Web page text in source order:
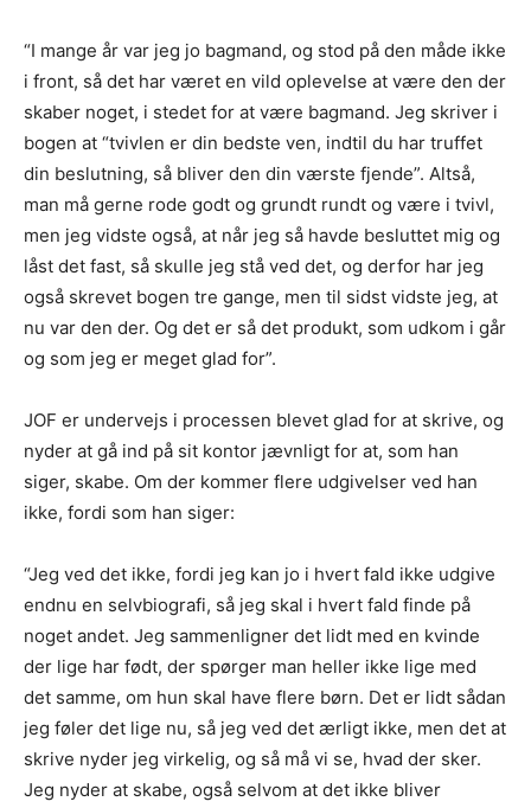
“I mange år var jeg jo bagmand, og stod på den måde ikke
i front, så det har været en vild oplevelse at være den der
skaber noget, i stedet for at være bagmand. Jeg skriver i
bogen at “tvivlen er din bedste ven, indtil du har truffet
din beslutning, så bliver den din værste fjende”. Altså,
man må gerne rode godt og grundt rundt og være i tvivl,
men jeg vidste også, at når jeg så havde besluttet mig og
låst det fast, så skulle jeg stå ved det, og derfor har jeg
også skrevet bogen tre gange, men til sidst vidste jeg, at
nu var den der. Og det er så det produkt, som udkom i går
og som jeg er meget glad for”.
JOF er undervejs i processen blevet glad for at skrive, og
nyder at gå ind på sit kontor jævnligt for at, som han
siger, skabe. Om der kommer flere udgivelser ved han
ikke, fordi som han siger:
“Jeg ved det ikke, fordi jeg kan jo i hvert fald ikke udgive
endnu en selvbiografi, så jeg skal i hvert fald finde på
noget andet. Jeg sammenligner det lidt med en kvinde
der lige har født, der spørger man heller ikke lige med
det samme, om hun skal have flere børn. Det er lidt sådan
jeg føler det lige nu, så jeg ved det ærligt ikke, men det at
skrive nyder jeg virkelig, og så må vi se, hvad der sker.
Jeg nyder at skabe, også selvom at det ikke bliver